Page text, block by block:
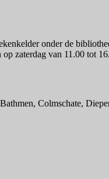
onder de
zaterdag van 11.00 tot
Colmschate,